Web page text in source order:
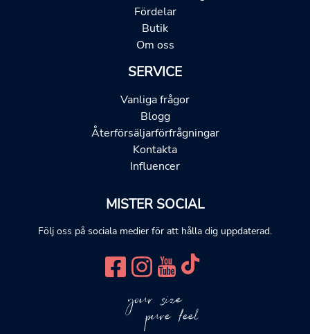
Fördelar
Butik
Om oss
SERVICE
Vanliga frågor
Blogg
Återförsäljarförfrågningar
Kontakta
Influencer
MISTER SOCIAL
Följ oss på sociala medier för att hålla dig uppdaterad.
your size
pure feel